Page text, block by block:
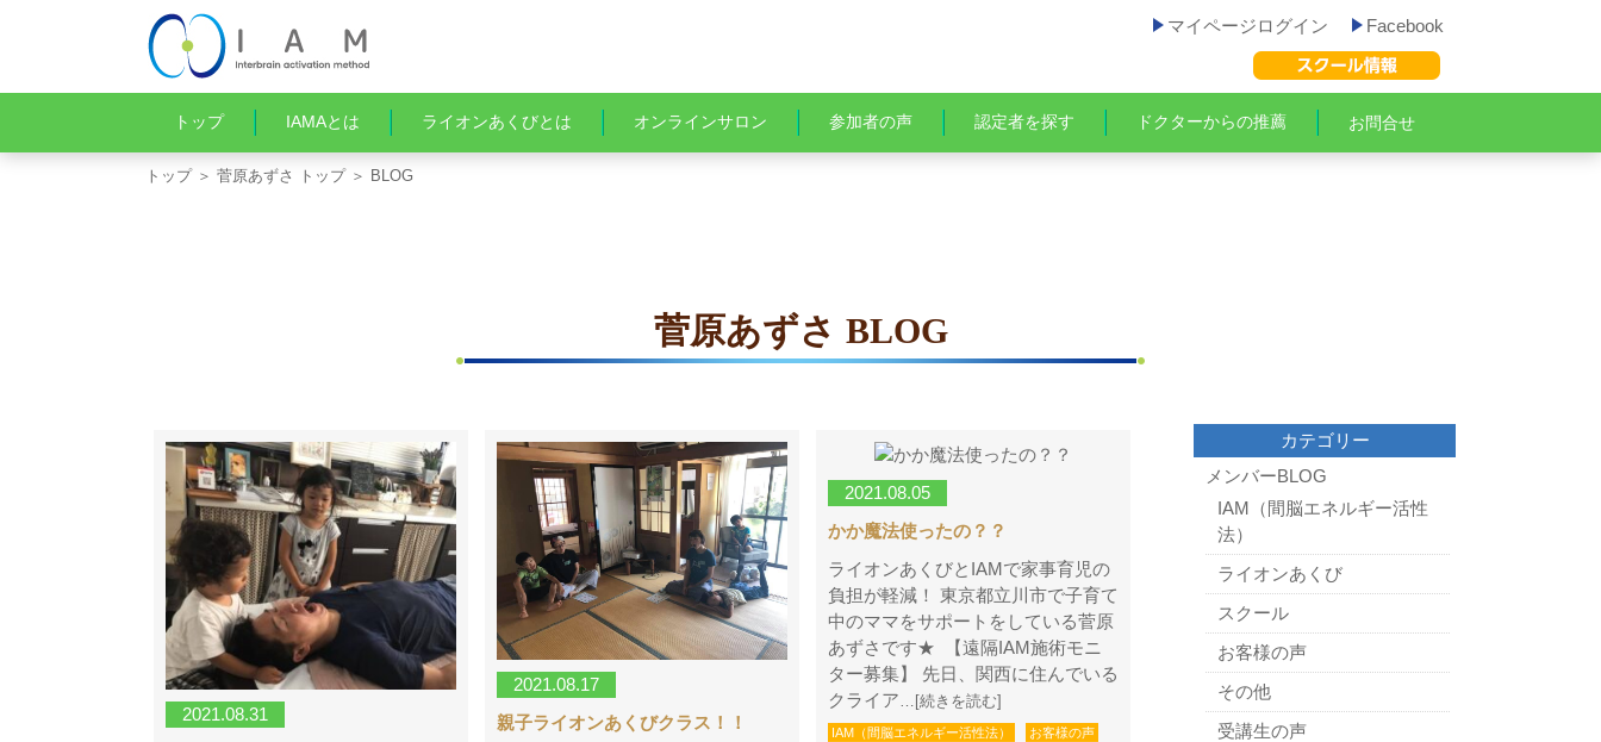
マイページログイン Facebook
トップ IAMAとは ライオンあくびとは オンラインサロン 参加者の声 認定者を探す ドクターからの推薦 お問合せ
トップ＞ 菅原あずさ トップ＞ BLOG
菅原あずさ BLOG
2021.08.31
2021.08.17
親子ライオンあくびクラス！！
2021.08.05
かか魔法使ったの？？
ライオンあくびとIAMで家事育児の
負担が軽減！ 東京都立川市で子育て
中のママをサポートをしている菅原
あずさです★ 【遠隔IAM施術モニ
ター募集】 先日、関西に住んでいる
クライア…[続きを読む]
IAM（間脳エネルギー活性法） お客様の声
カテゴリー
メンバーBLOG
IAM（間脳エネルギー活性
法）
ライオンあくび
スクール
お客様の声
その他
受講生の声